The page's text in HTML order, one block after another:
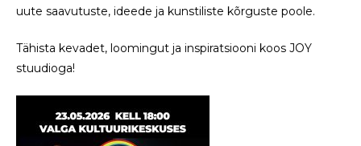
uute saavutuste, ideede ja kunstiliste kõrguste poole.
Tähista kevadet, loomingut ja inspiratsiooni koos JOY
stuudioga!